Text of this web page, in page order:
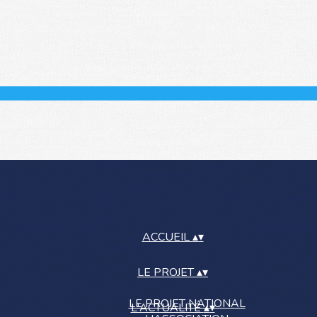
ACCUEIL▴▾
LE PROJET▴▾
LE PROJET NATIONAL
L'ACTUALITÉ▴▾